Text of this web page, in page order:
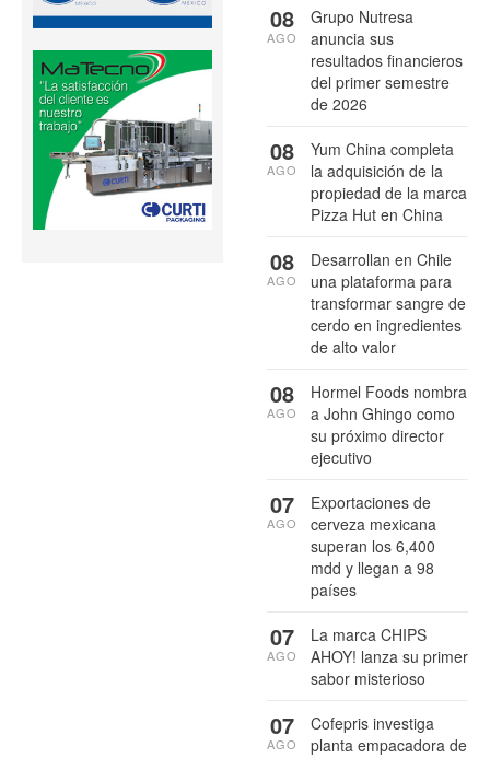
Grupo Nutresa
anuncia sus
resultados financieros
del primer semestre
de 2026
08
AGO
Yum China completa
la adquisición de la
propiedad de la marca
Pizza Hut en China
08
AGO
Desarrollan en Chile
una plataforma para
transformar sangre de
cerdo en ingredientes
de alto valor
08
AGO
Hormel Foods nombra
a John Ghingo como
su próximo director
ejecutivo
08
AGO
Exportaciones de
cerveza mexicana
superan los 6,400
mdd y llegan a 98
países
07
AGO
La marca CHIPS
AHOY! lanza su primer
sabor misterioso
07
AGO
Cofepris investiga
planta empacadora de
07
AGO